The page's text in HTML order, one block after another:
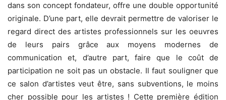
dans son concept fondateur, offre une double opportunité
originale. D’une part, elle devrait permettre de valoriser le
regard direct des artistes professionnels sur les oeuvres
de leurs pairs grâce aux moyens modernes de
communication et, d’autre part, faire que le coût de
participation ne soit pas un obstacle. Il faut souligner que
ce salon d’artistes veut être, sans subventions, le moins
cher possible pour les artistes ! Cette première édition